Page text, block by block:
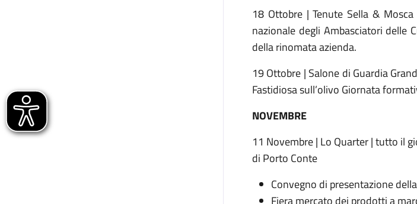
18 Ottobre | Tenute Sella &
nazionale degli Ambasciatori delle
della rinomata azienda.
19 Ottobre | Salone di Guardia
Fastidiosa sull’olivo Giornata
NOVEMBRE
11 Novembre | Lo Quarter | tutto il
di Porto Conte
Convegno di presentazione